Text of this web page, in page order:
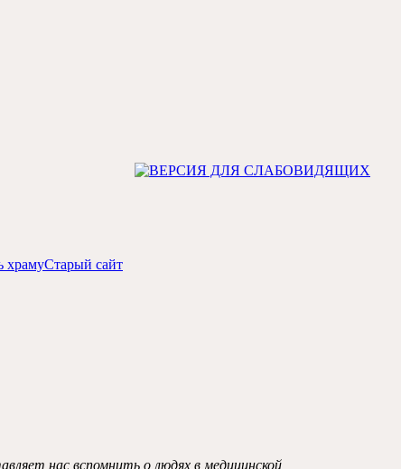
храмуСтарый сайт
нас вспомнить о людях в медицинской